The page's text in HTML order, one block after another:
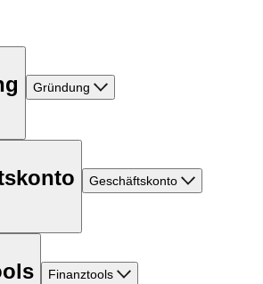
Gründung
Geschäftskonto
Finanztools